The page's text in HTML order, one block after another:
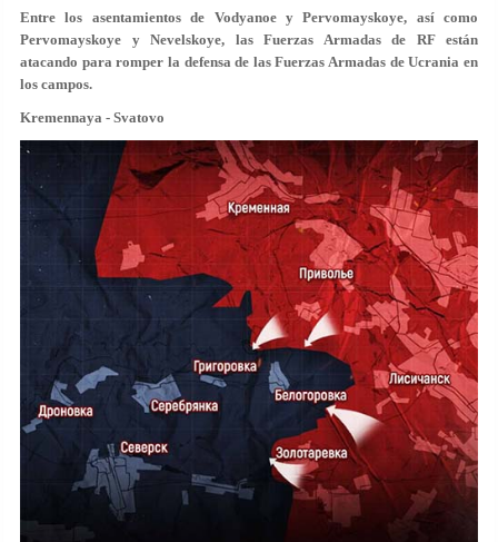
Entre los asentamientos de Vodyanoe y Pervomayskoye, así como
Pervomayskoye y Nevelskoye, las Fuerzas Armadas de RF están
atacando para romper la defensa de las Fuerzas Armadas de Ucrania en
los campos.
Kremennaya - Svatovo